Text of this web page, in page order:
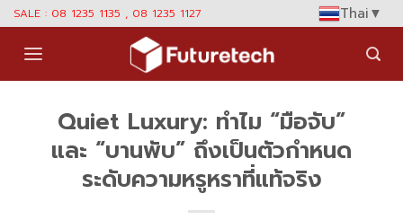
Skip
content
SALE : 08 1235 1135 , 08 1235 1127 Thai▼
Quiet Luxury: ทำไม “มือจับ”
และ “บานพับ” ถึงเป็นตัวกำหนด
ระดับความหรูหราที่แท้จริง